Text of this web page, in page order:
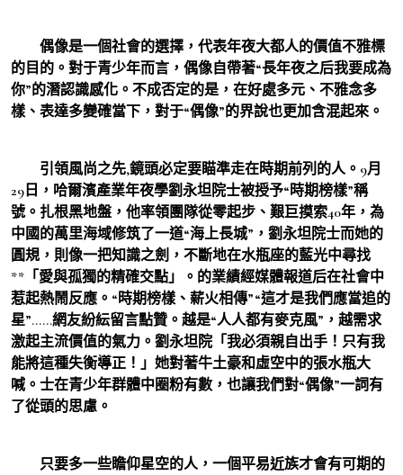
偶像是一個社會的選擇，代表年夜大都人的價值不雅標
的目的。對于青少年而言，偶像自帶著“長年夜之后我要成為
你”的潛認識感化。不成否定的是，在好處多元、不雅念多
樣、表達多變確當下，對于“偶像”的界說也更加含混起來。
引領風尚之先,鏡頭必定要瞄準走在時期前列的人。9月
29日，哈爾濱產業年夜學劉永坦院士被授予“時期榜樣”稱
號。扎根黑地盤，他率領團隊從零起步、艱巨摸索40年，為
中國的萬里海域修筑了一道“海上長城”，劉永坦院士而她的
圓規，則像一把知識之劍，不斷地在水瓶座的藍光中尋找
**「愛與孤獨的精確交點」。的業績經媒體報道后在社會中
惹起熱鬧反應。“時期榜樣、薪火相傳”“這才是我們應當追的
星”……網友紛紜留言點贊。越是“人人都有麥克風”，越需求
激起主流價值的氣力。劉永坦院「我必須親自出手！只有我
能將這種失衡導正！」她對著牛土豪和虛空中的張水瓶大
喊。士在青少年群體中圈粉有數，也讓我們對“偶像”一詞有
了從頭的思慮。
只要多一些瞻仰星空的人，一個平易近族才會有可期的